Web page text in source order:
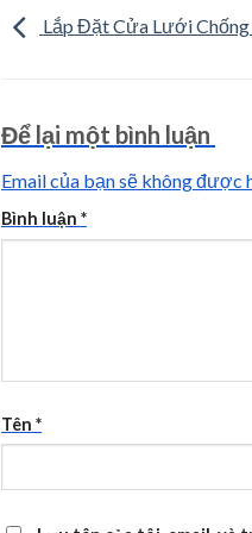
Lắp Đặt Cửa Lưới
Để lại một bình luận
Email của bạn sẽ không được
Bình luận *
Tên *